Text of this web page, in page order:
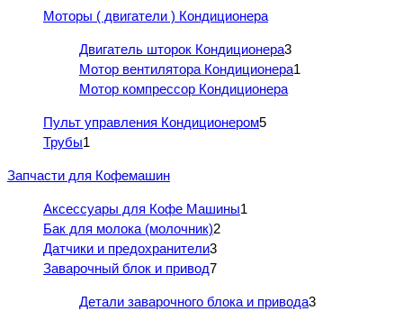
Моторы ( двигатели ) Кондиционера
Двигатель шторок Кондиционера3
Мотор вентилятора Кондиционера1
Мотор компрессор Кондиционера
Пульт управления Кондиционером5
Трубы1
Запчасти для Кофемашин
Аксессуары для Кофе Машины1
Бак для молока (молочник)2
Датчики и предохранители3
Заварочный блок и привод7
Детали заварочного блока и привода3